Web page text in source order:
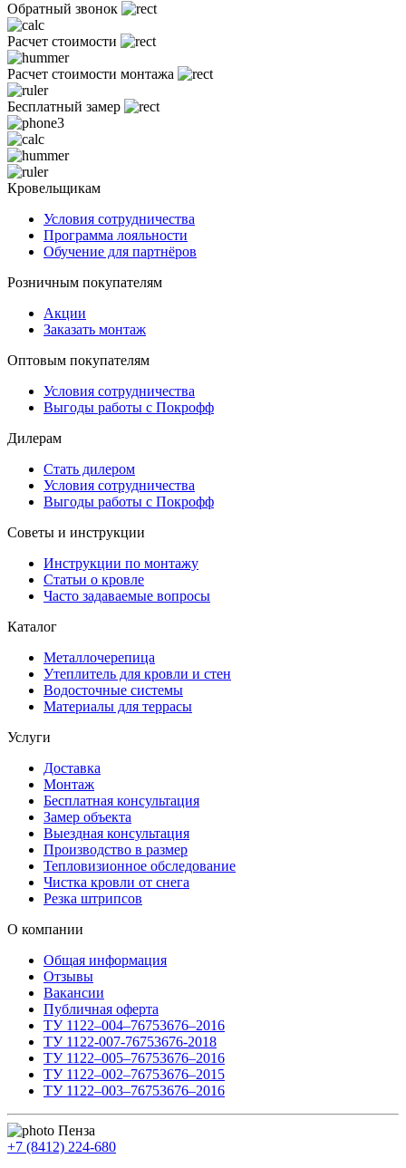
Обратный звонок
Расчет стоимости
Расчет стоимости монтажа
Бесплатный замер
Кровельщикам
Условия сотрудничества
Программа лояльности
Обучение для партнёров
Розничным покупателям
Акции
Заказать монтаж
Оптовым покупателям
Условия сотрудничества
Выгоды работы с Покрофф
Дилерам
Стать дилером
Условия сотрудничества
Выгоды работы с Покрофф
Советы и инструкции
Инструкции по монтажу
Статьи о кровле
Часто задаваемые вопросы
Каталог
Металлочерепица
Утеплитель для кровли и стен
Водосточные системы
Материалы для террасы
Услуги
Доставка
Монтаж
Бесплатная консультация
Замер объекта
Выездная консультация
Производство в размер
Тепловизионное обследование
Чистка кровли от снега
Резка штрипсов
О компании
Общая информация
Отзывы
Вакансии
Публичная оферта
ТУ 1122–004–76753676–2016
ТУ 1122-007-76753676-2018
ТУ 1122–005–76753676–2016
ТУ 1122–002–76753676–2015
ТУ 1122–003–76753676–2016
Пенза
+7 (8412) 224-680